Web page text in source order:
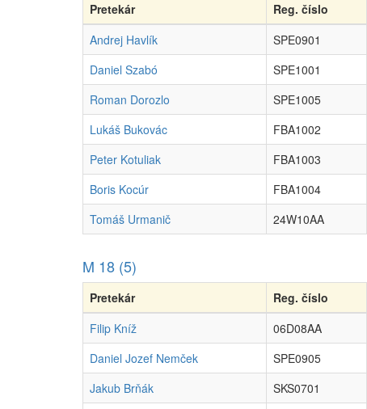
Pretekár Reg. číslo
Andrej Havlík
SPE0901
Daniel Szabó
SPE1001
Roman Dorozlo
SPE1005
Lukáš Bukovác
FBA1002
Peter Kotuliak
FBA1003
Boris Kocúr
FBA1004
Tomáš Urmanič
24W10AA
M 18 (5)
Pretekár Reg. číslo
Filip Kníž
06D08AA
Daniel Jozef Nemček
SPE0905
Jakub Brňák
SKS0701